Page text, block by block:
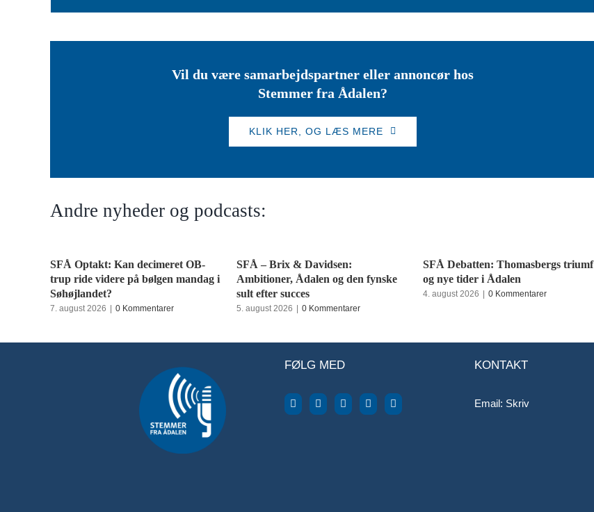
Vil du være samarbejdspartner eller annoncør hos
Stemmer fra Ådalen?
KLIK HER, OG LÆS MERE
Andre nyheder og podcasts:
SFÅ Optakt: Kan decimeret OB-
trup ride videre på bølgen mandag i
Søhøjlandet?
7. august 2026 0 Kommentarer
SFÅ – Brix & Davidsen:
Ambitioner, Ådalen og den fynske
sult efter succes
5. august 2026 0 Kommentarer
SFÅ Debatten: Thomasbergs triumf
og nye tider i Ådalen
4. august 2026 0 Kommentarer
FØLG MED KONTAKT
Email: Skriv